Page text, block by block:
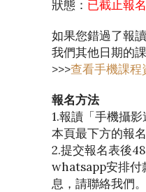
狀態： 已截止報名
如果您錯過了報
我們其他日期的課
>>>查看手機課程
報名方法
1.報讀「手機攝
本頁最下方的報名
2.提交報名表後
whatsapp安排付
息，請聯絡我們。